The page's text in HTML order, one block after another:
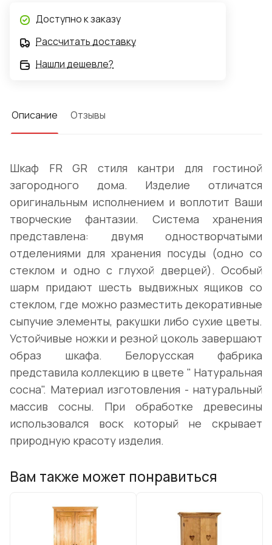
Доступно к заказу
Рассчитать доставку
Нашли дешевле?
Описание Отзывы
Шкаф FR GR стиля кантри для гостиной
загородного дома. Изделие отличатся
оригинальным исполнением и воплотит Ваши
творческие фантазии. Система хранения
представлена: двумя одностворчатыми
отделениями для хранения посуды (одно со
стеклом и одно с глухой дверцей). Особый
шарм придают шесть выдвижных ящиков со
стеклом, где можно разместить декоративные
сыпучие элементы, ракушки либо сухие цветы.
Устойчивые ножки и резной цоколь завершают
образ шкафа. Белорусская фабрика
представила коллекцию в цвете " Натуральная
сосна". Материал изготовления - натуральный
массив сосны. При обработке древесины
использовался воск который не скрывает
природную красоту изделия.
Вам также может понравиться